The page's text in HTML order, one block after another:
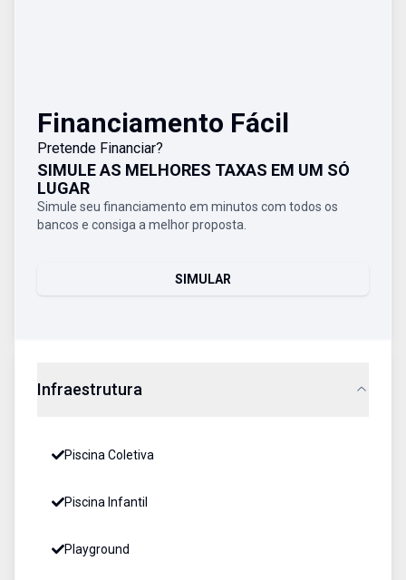
Financiamento Fácil
Pretende Financiar?
SIMULE AS MELHORES TAXAS EM UM SÓ
LUGAR
Simule seu financiamento em minutos com todos os
bancos e consiga a melhor proposta.
SIMULAR
Infraestrutura
Piscina Coletiva
Piscina Infantil
Playground